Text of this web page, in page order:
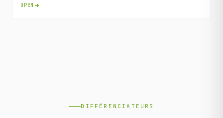
OPEN
DIFFÉRENCIATEURS